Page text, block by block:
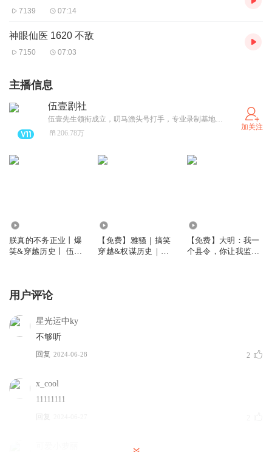
7139 07:14
神眼仙医 1620 不敌
7150 07:03
主播信息
伍壹剧社
伍壹先生领衔成立，叨马澹头号打手，专业录制基地，只出好书，全是精品！【承接全流程制作，欢迎各位版权大大来戳】
206.78万
加关注
朕真的不务正业丨爆
笑&穿越历史丨 伍壹
【免费】雅骚｜搞笑
穿越&权谋历史｜伍
【免费】大明：我一
个县令，你让我监
用户评论
星光运中ky
不够听
回复 2024-06-28 2
x_cool
11111111
回复